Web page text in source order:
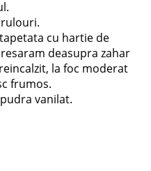
cu hartie de
deasupra zahar
la foc moderat
frumos.
vanilat.